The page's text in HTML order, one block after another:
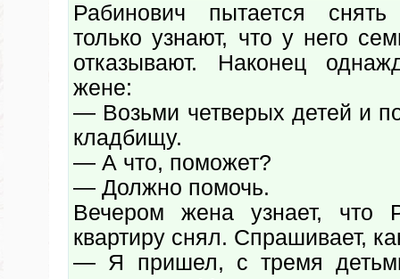
Рабинович пытается
только узнают, что у него
отказывают. Наконец
жене:
— Возьми четверых детей и
кладбищу.
— А что, поможет?
— Должно помочь.
Вечером жена узнает, что
квартиру снял. Спрашивает,
— Я пришел, с тремя